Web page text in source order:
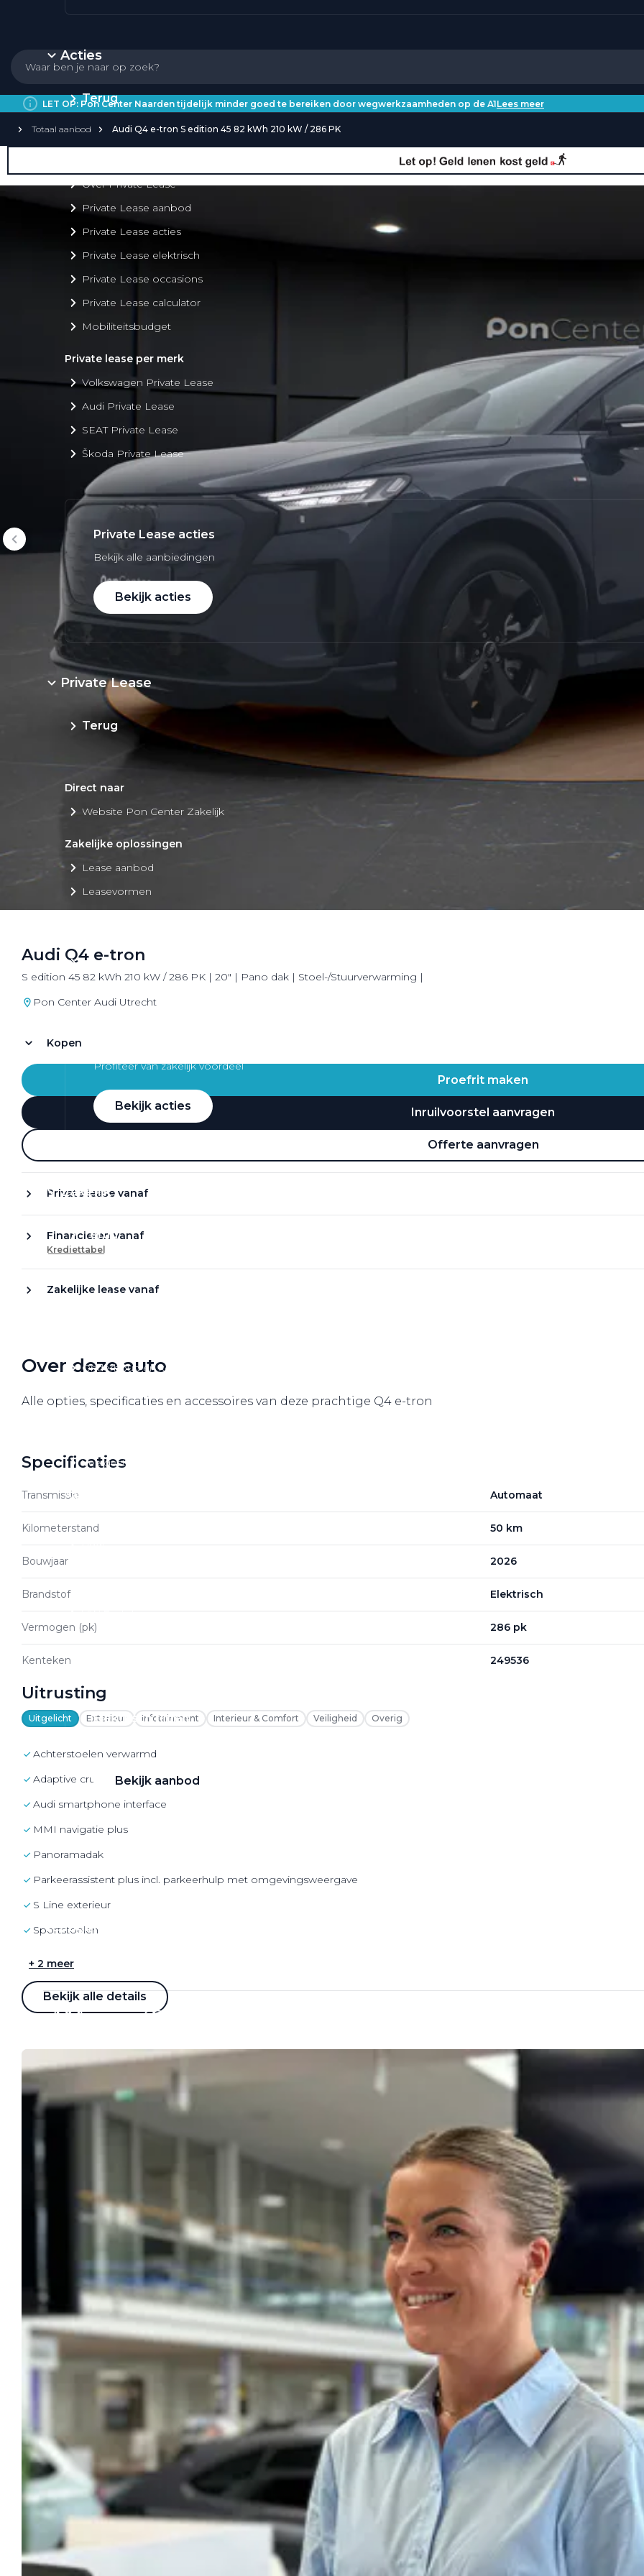
Acties
Terug
Over Private Lease
Private Lease aanbod
Private Lease acties
Private Lease elektrisch
Private Lease occasions
Private Lease calculator
Mobiliteitsbudget
Private lease per merk
Volkswagen Private Lease
Audi Private Lease
SEAT Private Lease
Škoda Private Lease
Private Lease acties
Bekijk alle aanbiedingen
Bekijk acties
Private Lease
Terug
Direct naar
Website Pon Center Zakelijk
Zakelijke oplossingen
Lease aanbod
Leasevormen
Lease a Bike
Profiteer van zakelijk voordeel
Bekijk acties
Zakelijk
Terug
Over elektrisch rijden
Onderhoud en kosten
Veelgestelde vragen
Aanbod elektrisch
Audi
VW Bedrijfswagens
Alle elektrische auto's
Elektrisch rijden
Bekijk aanbod
Vestigingen
LET OP: Pon Center Naarden tijdelijk minder goed te bereiken door wegwerkzaamheden op de A1Lees meer
Totaal aanbod Audi Q4 e-tron S edition 45 82 kWh 210 kW / 286 PK
Audi Q4 e-tron
S edition 45 82 kWh 210 kW / 286 PK | 20" | Pano dak | Stoel-/Stuurverwarming |
Pon Center Audi Utrecht
Kopen
Proefrit maken
Inruilvoorstel aanvragen
Offerte aanvragen
Private lease vanaf
Financieren vanaf
Krediettabel
Zakelijke lease vanaf
Over deze auto
Alle opties, specificaties en accessoires van deze prachtige Q4 e-tron
Specificaties
Transmissie Automaat
Kilometerstand 50 km
Bouwjaar 2026
Brandstof Elektrisch
Vermogen (pk) 286 pk
Kenteken 249536
Uitrusting
Uitgelicht Exterieur Infotainment Interieur & Comfort Veiligheid Overig
achterstoelen verwarmd
Adaptive cruise control
Audi smartphone interface
MMI navigatie plus
Panoramadak
Parkeerassistent plus incl. parkeerhulp met omgevingsweergave
S Line exterieur
sportstoelen
+ 2 meer
Bekijk alle details